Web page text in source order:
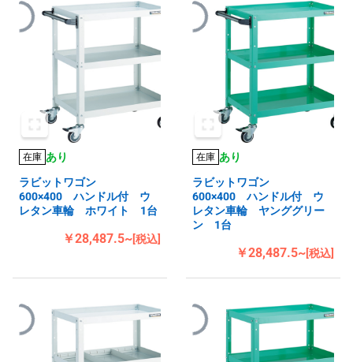
在庫 あり
ラビットワゴン
600×400 ハンドル付 ウ
レタン車輪 ホワイト 1台
￥28,487.5~[税込]
在庫 あり
ラビットワゴン
600×400 ハンドル付 ウ
レタン車輪 ヤンググリー
ン 1台
￥28,487.5~[税込]